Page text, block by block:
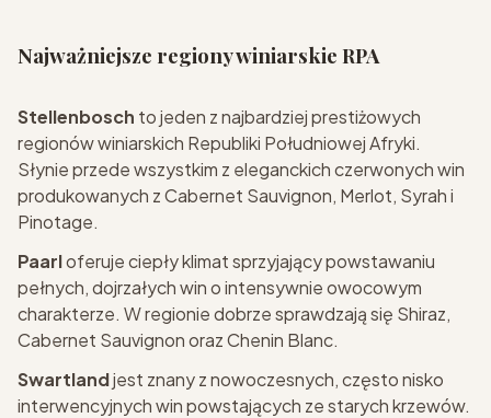
Najważniejsze regiony winiarskie RPA
Stellenbosch to jeden z najbardziej prestiżowych
regionów winiarskich Republiki Południowej Afryki.
Słynie przede wszystkim z eleganckich czerwonych win
produkowanych z Cabernet Sauvignon, Merlot, Syrah i
Pinotage.
Paarloferuje ciepły klimat sprzyjający powstawaniu
pełnych, dojrzałych win o intensywnie owocowym
charakterze. W regionie dobrze sprawdzają się Shiraz,
Cabernet Sauvignon oraz Chenin Blanc.
Swartlandjest znany z nowoczesnych, często nisko
interwencyjnych win powstających ze starych krzewów.